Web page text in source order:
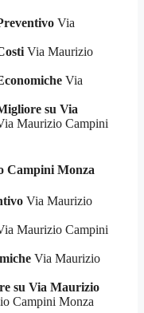
Via
Via Maurizio
Via
su Via
Maurizio Campini
Campini Monza
Via Maurizio
Maurizio Campini
Via Maurizio
su Via Maurizio
Campini Monza